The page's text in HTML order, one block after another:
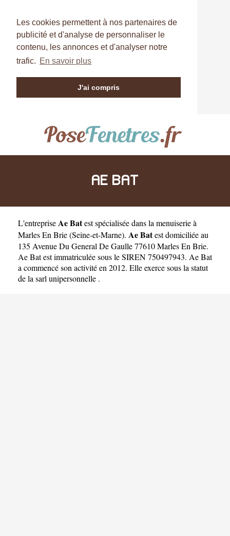
Les cookies permettent à nos partenaires de
publicité et d'analyse de personnaliser le
contenu, les annonces et d'analyser notre
trafic. En savoir plus
J'ai compris
AE BAT
L'entrepriseAe Batestspécialisée dans la menuiserie à
Marles En Brie(Seine-et-Marne). Ae Batest domiciliée au
135 Avenue Du General De Gaulle 77610 Marles En Brie.
Ae Bat est immatriculée sous le SIREN 750497943. Ae Bat
a commencé son activité en 2012. Elle exerce sous la statut
de la sarl unipersonnelle .